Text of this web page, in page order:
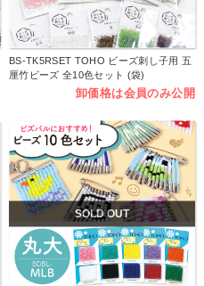
BS-TK5RSET TOHO ビーズ刺し子用 五
厘竹ビーズ 全10色セット (袋)
卸価格は会員のみ公開
SOLD OUT